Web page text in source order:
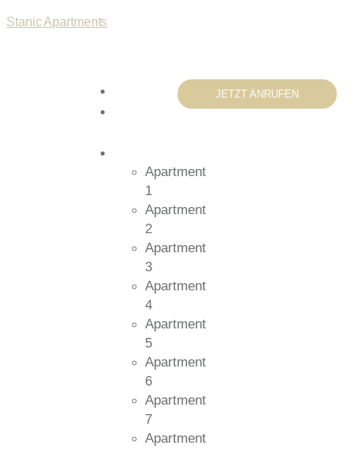
Stanic Apartments
Apartment
1
Apartment
2
Apartment
3
Apartment
4
Apartment
5
Apartment
6
Apartment
7
Apartment
JETZT ANRUFEN